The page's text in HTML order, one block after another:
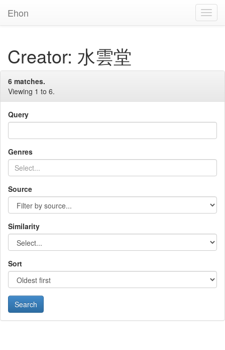
Ehon
Creator: 水雲堂
6 matches.
Viewing 1 to 6.
Query
Genres
Source
Similarity
Sort